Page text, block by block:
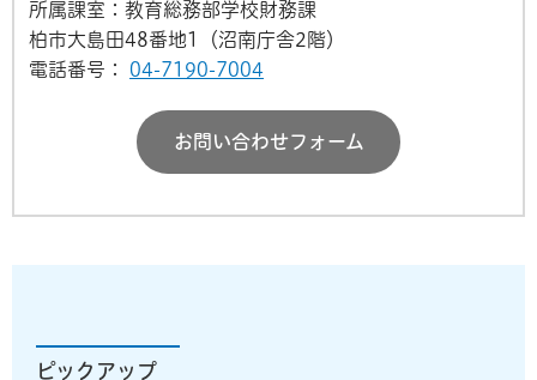
所属課室：教育総務部学校財務課
柏市大島田48番地1（沼南庁舎2階）
電話番号：
04-7190-7004
お問い合わせフォーム
ピックアップ